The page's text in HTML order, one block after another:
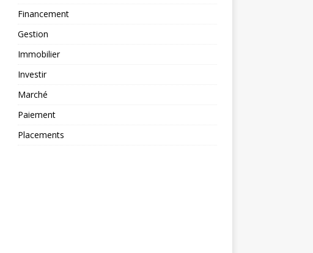
Financement
Gestion
Immobilier
Investir
Marché
Paiement
Placements